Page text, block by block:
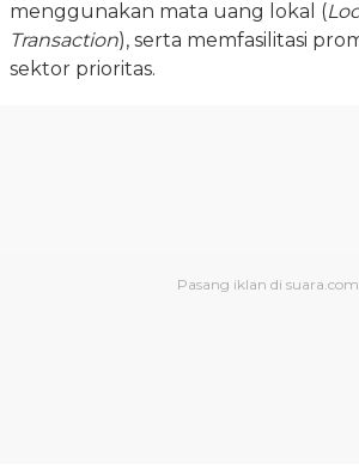
menggunakan mata uang lokal (
Transaction), serta memfasilitasi
sektor prioritas.